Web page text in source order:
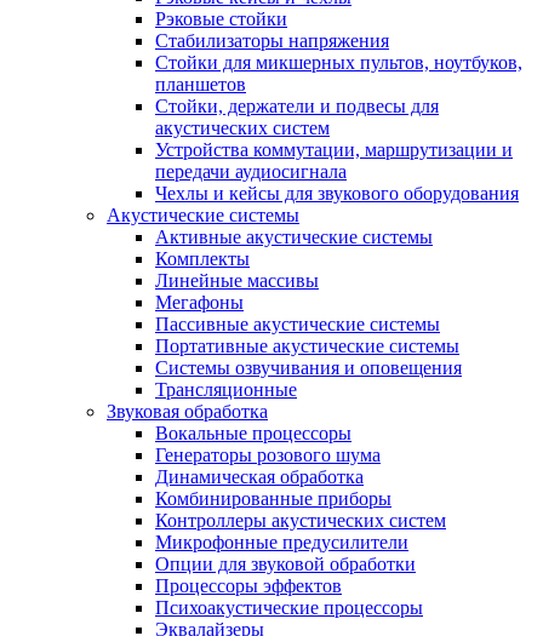
Рэковые стойки
Стабилизаторы напряжения
Стойки для микшерных пультов, ноутбуков,
планшетов
Стойки, держатели и подвесы для
акустических систем
Устройства коммутации, маршрутизации и
передачи аудиосигнала
Чехлы и кейсы для звукового оборудования
Акустические системы
Активные акустические системы
Комплекты
Линейные массивы
Мегафоны
Пассивные акустические системы
Портативные акустические системы
Системы озвучивания и оповещения
Трансляционные
Звуковая обработка
Вокальные процессоры
Генераторы розового шума
Динамическая обработка
Комбинированные приборы
Контроллеры акустических систем
Микрофонные предусилители
Опции для звуковой обработки
Процессоры эффектов
Психоакустические процессоры
Эквалайзеры